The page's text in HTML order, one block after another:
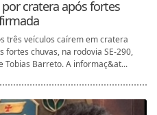
cratera após fortes
três veículos caírem em cratera
chuvas, na rodovia SE-290,
Tobias Barreto. A informaç&at...